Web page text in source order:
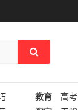
教育 高考